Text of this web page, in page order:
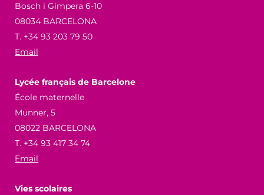
Bosch i Gimpera 6-10
08034 BARCELONA
T. +34 93 203 79 50
Email
Lycée français de Barcelone
École maternelle
Munner, 5
08022 BARCELONA
T. +34 93 417 34 74
Email
Vies scolaires